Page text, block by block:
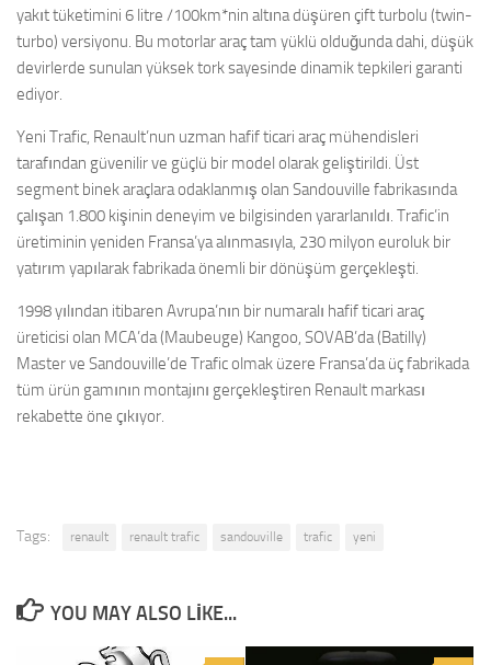
yakıt tüketimini 6 litre /100km*nin altına düşüren çift turbolu (twin-
turbo) versiyonu. Bu motorlar araç tam yüklü olduğunda dahi, düşük
devirlerde sunulan yüksek tork sayesinde dinamik tepkileri garanti
ediyor.
Yeni Trafic, Renault’nun uzman hafif ticari araç mühendisleri
tarafından güvenilir ve güçlü bir model olarak geliştirildi. Üst
segment binek araçlara odaklanmış olan Sandouville fabrikasında
çalışan 1.800 kişinin deneyim ve bilgisinden yararlanıldı. Trafic’in
üretiminin yeniden Fransa’ya alınmasıyla, 230 milyon euroluk bir
yatırım yapılarak fabrikada önemli bir dönüşüm gerçekleşti.
1998 yılından itibaren Avrupa’nın bir numaralı hafif ticari araç
üreticisi olan MCA’da (Maubeuge) Kangoo, SOVAB’da (Batilly)
Master ve Sandouville’de Trafic olmak üzere Fransa’da üç fabrikada
tüm ürün gamının montajını gerçekleştiren Renault markası
rekabette öne çıkıyor.
Tags: renault renault trafic sandouville trafic yeni
YOU MAY ALSO LIKE...